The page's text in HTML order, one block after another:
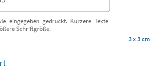
eingegeben gedruckt. Kürzere Texte
Schriftgröße.
3 x 3 cm